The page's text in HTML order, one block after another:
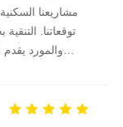
مشاريعنا
توقعاتنا.
والمورد يقدم